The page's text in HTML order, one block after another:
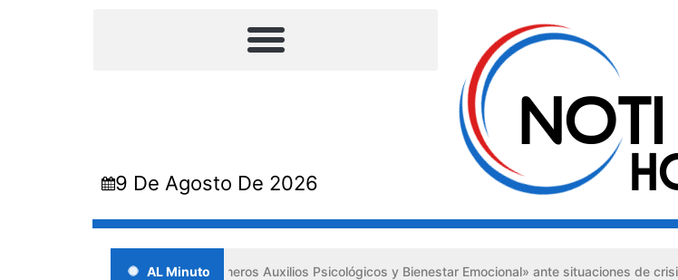
9 De Agosto De 2026
AL Minuto
en Lara impulsa los «Primeros Auxilios Psicológicos y Bienestar Emocional» ante situaciones de crisis